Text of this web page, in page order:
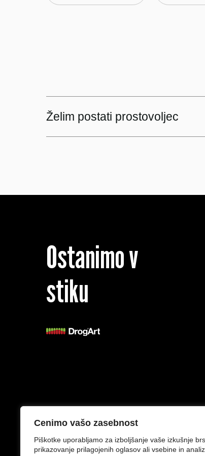
Cenimo vašo zasebnost
Piškotke uporabljamo za izboljšanje vaše izkušnje
prikazovanje prilagojenih oglasov ali vsebine in
Želim postati prostovoljec
Ostanimo v
stiku